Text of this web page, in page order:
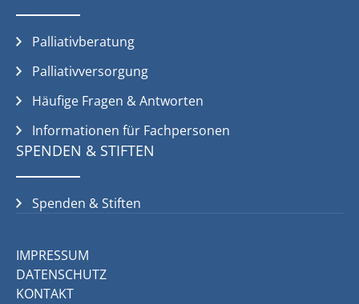
Palliativberatung
Palliativversorgung
Häufige Fragen & Antworten
Informationen für Fachpersonen
SPENDEN & STIFTEN
Spenden & Stiften
IMPRESSUM
DATENSCHUTZ
KONTAKT